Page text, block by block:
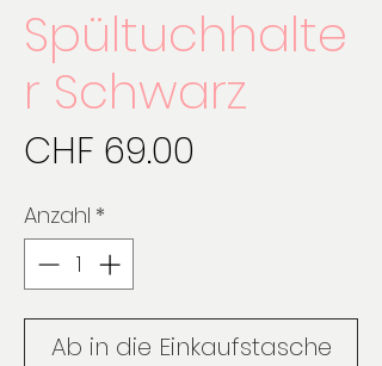
Spültuchhalte
r Schwarz
CHF 69.00
Anzahl *
Ab in die Einkaufstasche